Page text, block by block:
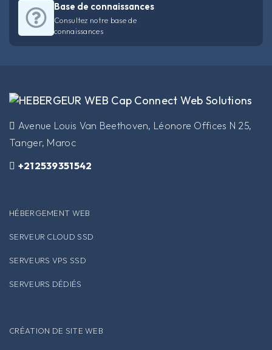
Base de connaissances
Consultez notre base de
connaissances
​Avenue Louis Van Beethoven, Léonore Offices N 25,
Tanger, Maroc
+212539351542
HÉBERGEMENT WEB
SERVEUR CLOUD SSD
SERVEURS VPS SSD
SERVEURS DÉDIÉS
CRÉATION DE SITE WEB